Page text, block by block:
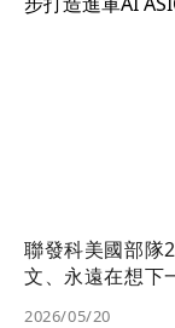
聯發科美國部隊
文、永遠在想下
2026/05/20